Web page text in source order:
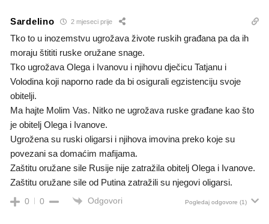
Sardelino 2 mjeseci prije
Tko to u inozemstvu ugrožava živote ruskih građana pa da ih
moraju štititi ruske oružane snage.
Tko ugrožava Olega i Ivanovu i njihovu dječicu Tatjanu i
Volodina koji naporno rade da bi osigurali egzistenciju svoje
obitelji.
Ma hajte Molim Vas. Nitko ne ugrožava ruske građane kao što
je obitelj Olega i Ivanove.
Ugrožena su ruski oligarsi i njihova imovina preko koje su
povezani sa domaćim mafijama.
Zaštitu oružane sile Rusije nije zatražila obitelj Olega i Ivanove.
Zaštitu oružane sile od Putina zatražili su njegovi oligarsi.
0 0 Odgovori Pogledaj odgovore (1)